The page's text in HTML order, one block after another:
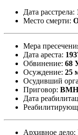
Дата расстрела:
Место смерти:
Мера
Дата ареста:
Обвинение: 68
Осуждение: 25
Осудивший
Приговор: ВМН
Дата
Архивное дело: